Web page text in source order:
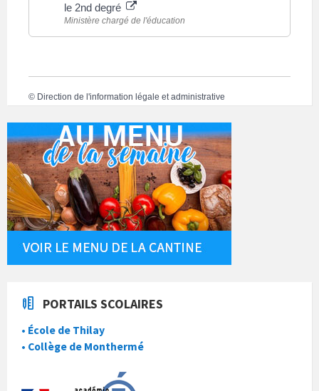
le 2nd degré
Ministère chargé de l'éducation
© Direction de l'information légale et administrative
PORTAILS SCOLAIRES
• École de Thilay
• Collège de Monthermé